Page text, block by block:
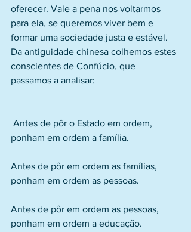
oferecer. Vale a pena nos voltarmos
para ela, se queremos viver bem e
formar uma sociedade justa e estável.
Da antiguidade chinesa colhemos estes
conscientes de Confúcio, que
passamos a analisar:
ponham em ordem a família.
Antes de pôr em ordem as famílias,
ponham em ordem as pessoas.
Antes de pôr em ordem as pessoas,
ponham em ordem a educação.